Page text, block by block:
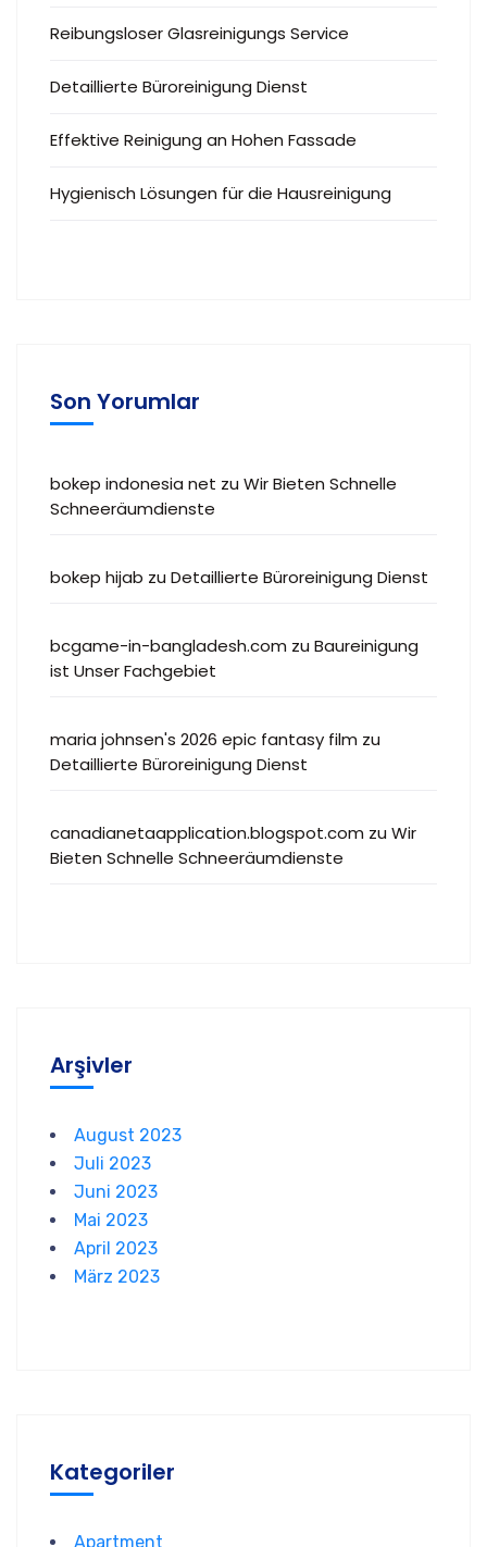
Reibungsloser Glasreinigungs Service
Detaillierte Büroreinigung Dienst
Effektive Reinigung an Hohen Fassade
Hygienisch Lösungen für die Hausreinigung
Son Yorumlar
bokep indonesia net zu Wir Bieten Schnelle
Schneeräumdienste
bokep hijab zu Detaillierte Büroreinigung Dienst
bcgame-in-bangladesh.com zu Baureinigung
ist Unser Fachgebiet
maria johnsen's 2026 epic fantasy film zu
Detaillierte Büroreinigung Dienst
canadianetaapplication.blogspot.com zu Wir
Bieten Schnelle Schneeräumdienste
Arşivler
August 2023
Juli 2023
Juni 2023
Mai 2023
April 2023
März 2023
Kategoriler
Apartment